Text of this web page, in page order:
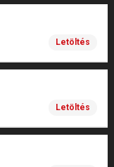
Letöltés
Letöltés